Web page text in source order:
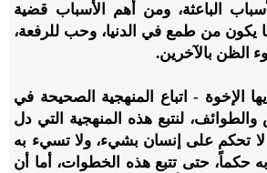
الباعثة، ومن أهم الأسباب قضية
ما يكون من طمع في الدنيا، وحب للرفعة،
الظن بالآخرين.
الإخوة - اتباع المنهجية الصحيحة في
لنتبع هذه المنهجية التي دل
لا تحكم على إنسان بشيء، ولا تسيء به
حكماً، حتى تتبع هذه الخطوات، أما أن